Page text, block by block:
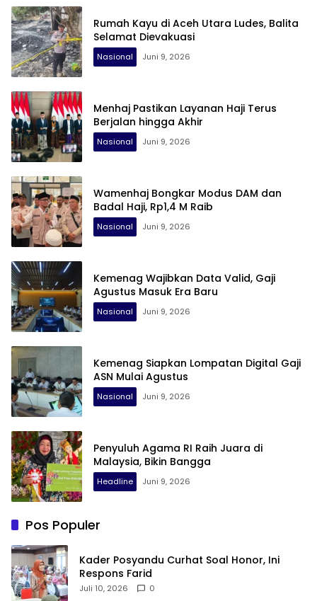
Rumah Kayu di Aceh Utara Ludes, Balita
Selamat Dievakuasi
Nasional Juni 9, 2026
Menhaj Pastikan Layanan Haji Terus
Berjalan hingga Akhir
Nasional Juni 9, 2026
Wamenhaj Bongkar Modus DAM dan
Badal Haji, Rp1,4 M Raib
Nasional Juni 9, 2026
Kemenag Wajibkan Data Valid, Gaji
Agustus Masuk Era Baru
Nasional Juni 9, 2026
Kemenag Siapkan Lompatan Digital Gaji
ASN Mulai Agustus
Nasional Juni 9, 2026
Penyuluh Agama RI Raih Juara di
Malaysia, Bikin Bangga
Headline Juni 9, 2026
Pos Populer
Kader Posyandu Curhat Soal Honor, Ini
Respons Farid
Juli 10, 2026 0